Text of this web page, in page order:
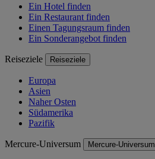
Ein Hotel finden
Ein Restaurant finden
Einen Tagungsraum finden
Ein Sonderangebot finden
Reiseziele Reiseziele
Europa
Asien
Naher Osten
Südamerika
Pazifik
Mercure-Universum Mercure-Universum